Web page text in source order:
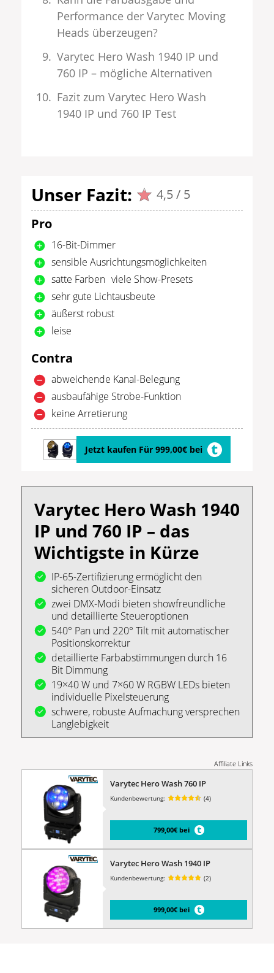
Performance der Varytec Moving
Heads überzeugen?
Varytec Hero Wash 1940 IP und
760 IP – mögliche Alternativen
Fazit zum Varytec Hero Wash
1940 IP und 760 IP Test
Unser Fazit:
4,5 / 5
Pro
16-Bit-Dimmer
sensible Ausrichtungsmöglichkeiten
satte Farben viele Show-Presets
sehr gute Lichtausbeute
äußerst robust
leise
Contra
abweichende Kanal-Belegung
ausbaufähige Strobe-Funktion
keine Arretierung
Jetzt kaufen Für 999,00€ bei
Varytec Hero Wash 1940
IP und 760 IP – das
Wichtigste in Kürze
IP-65-Zertifizierung ermöglicht den
sicheren Outdoor-Einsatz
zwei DMX-Modi bieten showfreundliche
und detaillierte Steueroptionen
540° Pan und 220° Tilt mit automatischer
Positionskorrektur
detaillierte Farbabstimmungen durch 16
Bit Dimmung
19×40 W und 7×60 W RGBW LEDs bieten
individuelle Pixelsteuerung
schwere, robuste Aufmachung versprechen
Langlebigkeit
Affiliate Links
Varytec Hero Wash 760 IP
Kundenbewertung: (4)
799,00€ bei
Varytec Hero Wash 1940 IP
Kundenbewertung: (2)
999,00€ bei